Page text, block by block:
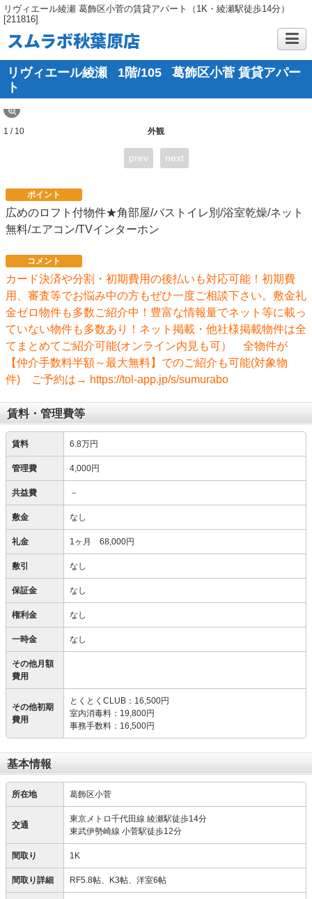
リヴィエール綾瀬 葛飾区小菅の賃貸アパート（1K・綾瀬駅徒歩14分）
[211816]
スムラボ秋葉原店
リヴィエール綾瀬 1階/105
葛飾区小菅 賃貸アパー
ト
外観
1 / 10
prev next
ポイント
広めのロフト付物件★角部屋/バストイレ別/浴室乾燥/ネット
無料/エアコン/TVインターホン
コメント
カード決済や分割・初期費用の後払いも対応可能！初期費
用、審査等でお悩み中の方もぜひ一度ご相談下さい。敷金礼
金ゼロ物件も多数ご紹介中！豊富な情報量でネット等に載っ
ていない物件も多数あり！ネット掲載・他社様掲載物件は全
てまとめてご紹介可能(オンライン内見も可） 全物件が
【仲介手数料半額～最大無料】でのご紹介も可能(対象物
件) ご予約は→ https://tol-app.jp/s/sumurabo
賃料・管理費等
賃料 6.8万円
管理費 4,000円
共益費 －
敷金 なし
礼金 1ヶ月 68,000円
敷引 なし
保証金 なし
権利金 なし
一時金 なし
その他月額
費用
その他初期
費用
とくとくCLUB ： 16,500円
室内消毒料 ： 19,800円
事務手数料 ： 16,500円
基本情報
所在地 葛飾区小菅
交通
東京メトロ千代田線 綾瀬駅徒歩14分
東武伊勢崎線 小菅駅徒歩12分
間取り 1K
間取り詳細 RF5.8帖、K3帖、洋室6帖